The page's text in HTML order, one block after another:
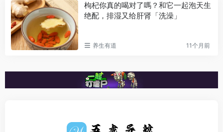
枸杞你真的喝对了嗎？和它一起泡天生
绝配，排湿又给肝肾「洗澡」
养生有道 11个月前